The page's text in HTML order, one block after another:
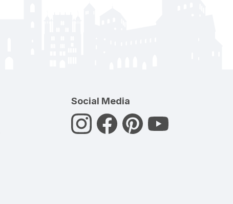
Social Media